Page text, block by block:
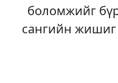
боломжийг
сангийн жишиг